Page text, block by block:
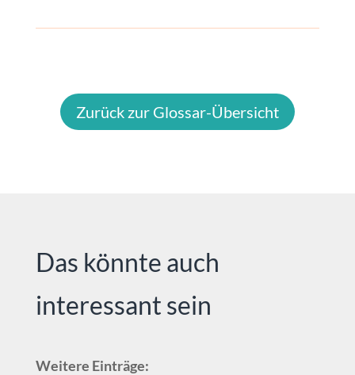
Zurück zur Glossar-Übersicht
Das könnte auch
interessant sein
Weitere Einträge: